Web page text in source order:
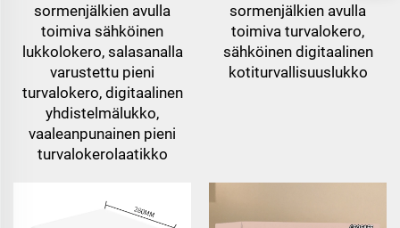
sormenjälkien avulla
toimiva sähköinen
lukkolokero, salasanalla
varustettu pieni
turvalokero, digitaalinen
yhdistelmälukko,
vaaleanpunainen pieni
turvalokerolaatikko
sormenjälkien avulla
toimiva turvalokero,
sähköinen digitaalinen
kotiturvallisuuslukko